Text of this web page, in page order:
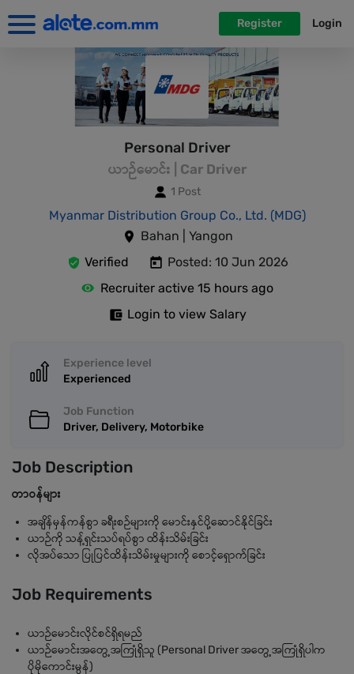
Register Login
Personal Driver
ယာဉ်မောင်း | Car Driver
1 Post
Myanmar Distribution Group Co., Ltd. (MDG)
Bahan | Yangon
Verified
Posted: 10 Jun 2026
Recruiter active 15 hours ago
Login to view Salary
Experience level
Experienced
Job Function
Driver, Delivery, Motorbike
Job Description
တာဝန်များ
အချိန်မှန်ကန်စွာ ခရီးစဉ်များကို မောင်းနှင်ပို့ဆောင်နိုင်ခြင်း
ယာဉ်ကို သန့်ရှင်းသပ်ရပ်စွာ ထိန်းသိမ်းခြင်း
လိုအပ်သော ပြုပြင်ထိန်းသိမ်းမှုများကို စောင့်ရှောက်ခြင်း
Job Requirements
ယာဉ်မောင်းလိုင်စင်ရှိရမည်
ယာဉ်မောင်းအတွေ့အကြုံရှိသူ (Personal Driver အတွေ့အကြုံရှိပါက
ပိုမိုကောင်းမွန်)